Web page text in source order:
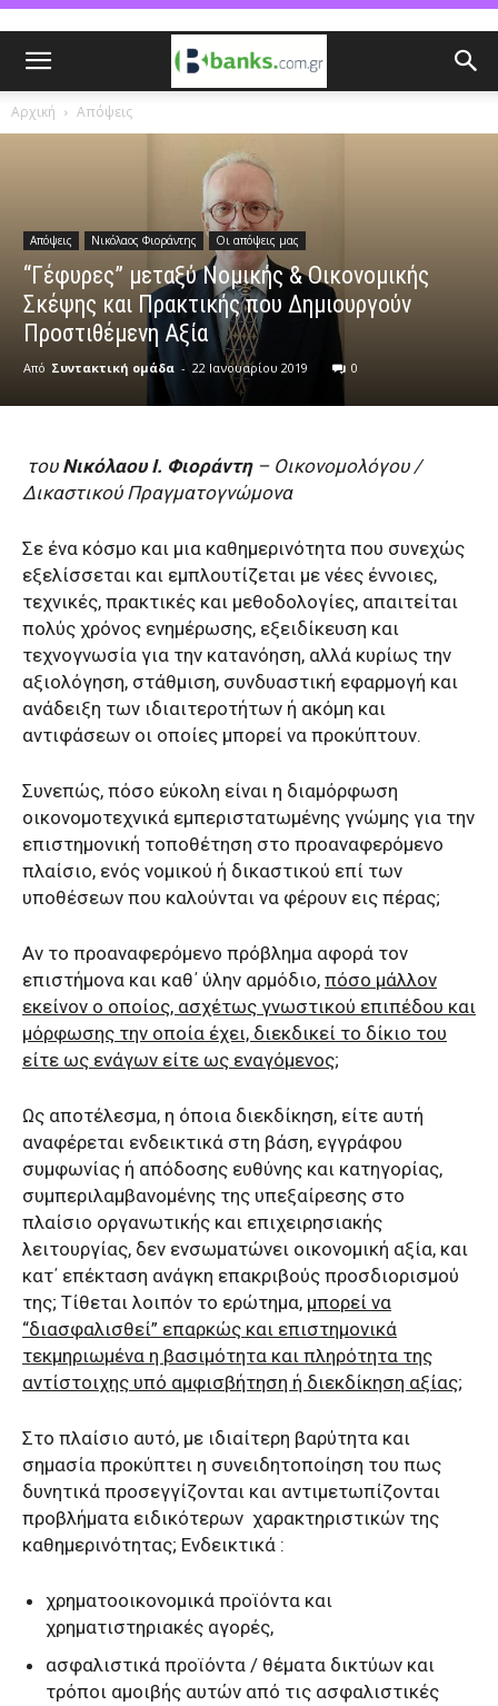
Αρχική Απόψεις
Απόψεις Νικόλαος Φιοράντης Οι απόψεις μας
“Γέφυρες” μεταξύ Νομικής & Οικονομικής
Σκέψης και Πρακτικής που Δημιουργούν
Προστιθέμενη Αξία
Από Συντακτική ομάδα - 22 Ιανουαρίου 2019 0
του Νικόλαου Ι. Φιοράντη– Οικονομολόγου /
Δικαστικού Πραγματογνώμονα
Σε ένα κόσμο και μια καθημερινότητα που συνεχώς
εξελίσσεται και εμπλουτίζεται με νέες έννοιες,
τεχνικές, πρακτικές και μεθοδολογίες, απαιτείται
πολύς χρόνος ενημέρωσης, εξειδίκευση και
τεχνογνωσία για την κατανόηση, αλλά κυρίως την
αξιολόγηση, στάθμιση, συνδυαστική εφαρμογή και
ανάδειξη των ιδιαιτεροτήτων ή ακόμη και
αντιφάσεων οι οποίες μπορεί να προκύπτουν.
Συνεπώς, πόσο εύκολη είναι η διαμόρφωση
οικονομοτεχνικά εμπεριστατωμένης γνώμης για την
επιστημονική τοποθέτηση στο προαναφερόμενο
πλαίσιο, ενός νομικού ή δικαστικού επί των
υποθέσεων που καλούνται να φέρουν εις πέρας;
Αν το προαναφερόμενο πρόβλημα αφορά τον
επιστήμονα και καθ΄ ύλην αρμόδιο, πόσο μάλλον
εκείνον ο οποίος, ασχέτως γνωστικού επιπέδου και
μόρφωσης την οποία έχει, διεκδικεί το δίκιο του
είτε ως ενάγων είτε ως εναγόμενος;
Ως αποτέλεσμα, η όποια διεκδίκηση, είτε αυτή
αναφέρεται ενδεικτικά στη βάση, εγγράφου
συμφωνίας ή απόδοσης ευθύνης και κατηγορίας,
συμπεριλαμβανομένης της υπεξαίρεσης στο
πλαίσιο οργανωτικής και επιχειρησιακής
λειτουργίας, δεν ενσωματώνει οικονομική αξία, και
κατ΄ επέκταση ανάγκη επακριβούς προσδιορισμού
της; Τίθεται λοιπόν το ερώτημα, μπορεί να
“διασφαλισθεί” επαρκώς και επιστημονικά
τεκμηριωμένα η βασιμότητα και πληρότητα της
αντίστοιχης υπό αμφισβήτηση ή διεκδίκηση αξίας;
Στο πλαίσιο αυτό, με ιδιαίτερη βαρύτητα και
σημασία προκύπτει η συνειδητοποίηση του πως
δυνητικά προσεγγίζονται και αντιμετωπίζονται
προβλήματα ειδικότερων χαρακτηριστικών της
καθημερινότητας; Ενδεικτικά :
χρηματοοικονομικά προϊόντα και
χρηματιστηριακές αγορές,
ασφαλιστικά προϊόντα / θέματα δικτύων και
τρόποι αμοιβής αυτών από τις ασφαλιστικές